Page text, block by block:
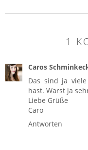
1
Caros
Das sind ja
hast. Warst ja
Liebe Grüße
Caro
Antworten